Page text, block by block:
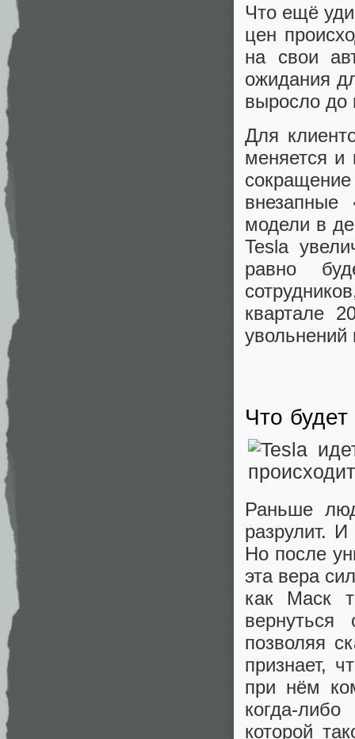
Что ещё
цен
на свои
ожидания
выросло до
Для
меняется и
внезапные
модели в
Tesla
равно
квартале
увольнений
Что будет
Раньше
разрулит.
Но после
эта вера
как Маск
позволяя
признает,
при нём
когда-
которой